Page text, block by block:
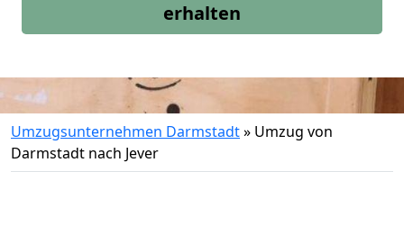
erhalten
Umzugsunternehmen Darmstadt» Umzug von
Darmstadt nach Jever